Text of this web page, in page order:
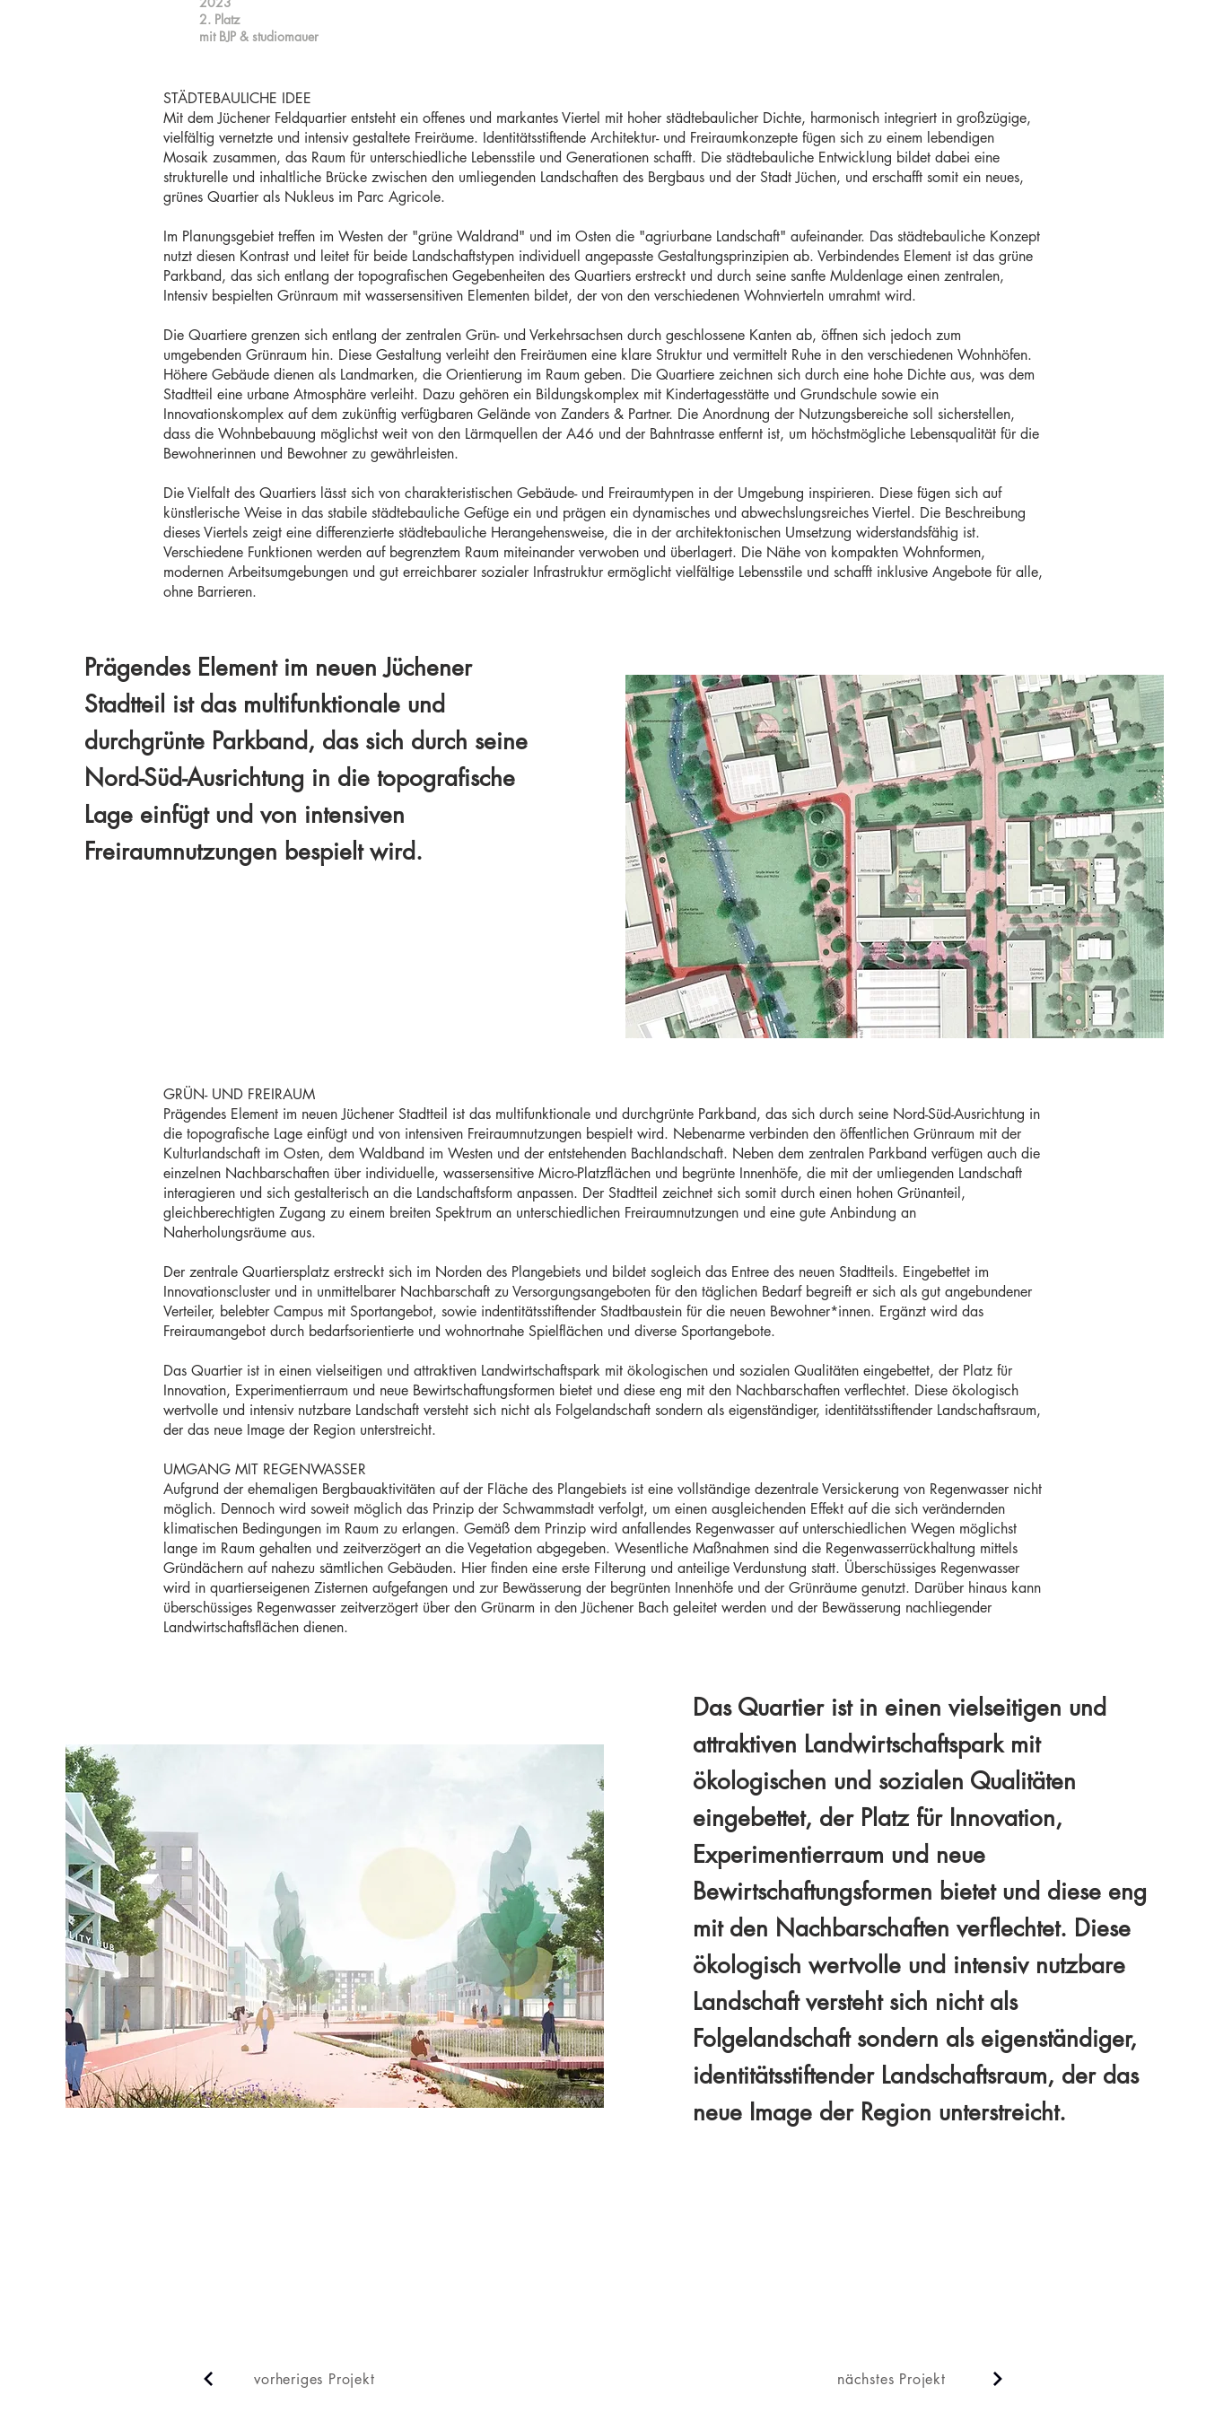
2. Platz
mit BJP & studiomauer
STÄDTEBAULICHE IDEE
Mit dem Jüchener Feldquartier entsteht ein offenes und markantes Viertel mit hoher städtebaulicher Dichte, harmonisch integriert in großzügige,
vielfältig vernetzte und intensiv gestaltete Freiräume. Identitätsstiftende Architektur- und Freiraumkonzepte fügen sich zu einem lebendigen
Mosaik zusammen, das Raum für unterschiedliche Lebensstile und Generationen schafft. Die städtebauliche Entwicklung bildet dabei eine
strukturelle und inhaltliche Brücke zwischen den umliegenden Landschaften des Bergbaus und der Stadt Jüchen, und erschafft somit ein neues,
grünes Quartier als Nukleus im Parc Agricole.
Im Planungsgebiet treffen im Westen der "grüne Waldrand" und im Osten die "agriurbane Landschaft" aufeinander. Das städtebauliche Konzept
nutzt diesen Kontrast und leitet für beide Landschaftstypen individuell angepasste Gestaltungsprinzipien ab. Verbindendes Element ist das grüne
Parkband, das sich entlang der topografischen Gegebenheiten des Quartiers erstreckt und durch seine sanfte Muldenlage einen zentralen,
Intensiv bespielten Grünraum mit wassersensitiven Elementen bildet, der von den verschiedenen Wohnvierteln umrahmt wird.
Die Quartiere grenzen sich entlang der zentralen Grün- und Verkehrsachsen durch geschlossene Kanten ab, öffnen sich jedoch zum
umgebenden Grünraum hin. Diese Gestaltung verleiht den Freiräumen eine klare Struktur und vermittelt Ruhe in den verschiedenen Wohnhöfen.
Höhere Gebäude dienen als Landmarken, die Orientierung im Raum geben. Die Quartiere zeichnen sich durch eine hohe Dichte aus, was dem
Stadtteil eine urbane Atmosphäre verleiht. Dazu gehören ein Bildungskomplex mit Kindertagesstätte und Grundschule sowie ein
Innovationskomplex auf dem zukünftig verfügbaren Gelände von Zanders & Partner. Die Anordnung der Nutzungsbereiche soll sicherstellen,
dass die Wohnbebauung möglichst weit von den Lärmquellen der A46 und der Bahntrasse entfernt ist, um höchstmögliche Lebensqualität für die
Bewohnerinnen und Bewohner zu gewährleisten.
Die Vielfalt des Quartiers lässt sich von charakteristischen Gebäude- und Freiraumtypen in der Umgebung inspirieren. Diese fügen sich auf
künstlerische Weise in das stabile städtebauliche Gefüge ein und prägen ein dynamisches und abwechslungsreiches Viertel. Die Beschreibung
dieses Viertels zeigt eine differenzierte städtebauliche Herangehensweise, die in der architektonischen Umsetzung widerstandsfähig ist.
Verschiedene Funktionen werden auf begrenztem Raum miteinander verwoben und überlagert. Die Nähe von kompakten Wohnformen,
modernen Arbeitsumgebungen und gut erreichbarer sozialer Infrastruktur ermöglicht vielfältige Lebensstile und schafft inklusive Angebote für alle,
ohne Barrieren.
Prägendes Element im neuen Jüchener
Stadtteil ist das multifunktionale und
durchgrünte Parkband, das sich durch seine
Nord-Süd-Ausrichtung in die topografische
Lage einfügt und von intensiven
Freiraumnutzungen bespielt wird.
GRÜN- UND FREIRAUM
Prägendes Element im neuen Jüchener Stadtteil ist das multifunktionale und durchgrünte Parkband, das sich durch seine Nord-Süd-Ausrichtung in
die topografische Lage einfügt und von intensiven Freiraumnutzungen bespielt wird. Nebenarme verbinden den öffentlichen Grünraum mit der
Kulturlandschaft im Osten, dem Waldband im Westen und der entstehenden Bachlandschaft. Neben dem zentralen Parkband verfügen auch die
einzelnen Nachbarschaften über individuelle, wassersensitive Micro-Platzflächen und begrünte Innenhöfe, die mit der umliegenden Landschaft
interagieren und sich gestalterisch an die Landschaftsform anpassen. Der Stadtteil zeichnet sich somit durch einen hohen Grünanteil,
gleichberechtigten Zugang zu einem breiten Spektrum an unterschiedlichen Freiraumnutzungen und eine gute Anbindung an
Naherholungsräume aus.
Der zentrale Quartiersplatz erstreckt sich im Norden des Plangebiets und bildet sogleich das Entree des neuen Stadtteils. Eingebettet im
Innovationscluster und in unmittelbarer Nachbarschaft zu Versorgungsangeboten für den täglichen Bedarf begreift er sich als gut angebundener
Verteiler, belebter Campus mit Sportangebot, sowie indentitätsstiftender Stadtbaustein für die neuen Bewohner*innen. Ergänzt wird das
Freiraumangebot durch bedarfsorientierte und wohnortnahe Spielflächen und diverse Sportangebote.
Das Quartier ist in einen vielseitigen und attraktiven Landwirtschaftspark mit ökologischen und sozialen Qualitäten eingebettet, der Platz für
Innovation, Experimentierraum und neue Bewirtschaftungsformen bietet und diese eng mit den Nachbarschaften verflechtet. Diese ökologisch
wertvolle und intensiv nutzbare Landschaft versteht sich nicht als Folgelandschaft sondern als eigenständiger, identitätsstiftender Landschaftsraum,
der das neue Image der Region unterstreicht.
UMGANG MIT REGENWASSER
Aufgrund der ehemaligen Bergbauaktivitäten auf der Fläche des Plangebiets ist eine vollständige dezentrale Versickerung von Regenwasser nicht
möglich. Dennoch wird soweit möglich das Prinzip der Schwammstadt verfolgt, um einen ausgleichenden Effekt auf die sich verändernden
klimatischen Bedingungen im Raum zu erlangen. Gemäß dem Prinzip wird anfallendes Regenwasser auf unterschiedlichen Wegen möglichst
lange im Raum gehalten und zeitverzögert an die Vegetation abgegeben. Wesentliche Maßnahmen sind die Regenwasserrückhaltung mittels
Gründächern auf nahezu sämtlichen Gebäuden. Hier finden eine erste Filterung und anteilige Verdunstung statt. Überschüssiges Regenwasser
wird in quartierseigenen Zisternen aufgefangen und zur Bewässerung der begrünten Innenhöfe und der Grünräume genutzt. Darüber hinaus kann
überschüssiges Regenwasser zeitverzögert über den Grünarm in den Jüchener Bach geleitet werden und der Bewässerung nachliegender
Landwirtschaftsflächen dienen.
Das Quartier ist in einen vielseitigen und
attraktiven Landwirtschaftspark mit
ökologischen und sozialen Qualitäten
eingebettet, der Platz für Innovation,
Experimentierraum und neue
Bewirtschaftungsformen bietet und diese eng
mit den Nachbarschaften verflechtet. Diese
ökologisch wertvolle und intensiv nutzbare
Landschaft versteht sich nicht als
Folgelandschaft sondern als eigenständiger,
identitätsstiftender Landschaftsraum, der das
neue Image der Region unterstreicht.
vorheriges Projekt nächstes Projekt